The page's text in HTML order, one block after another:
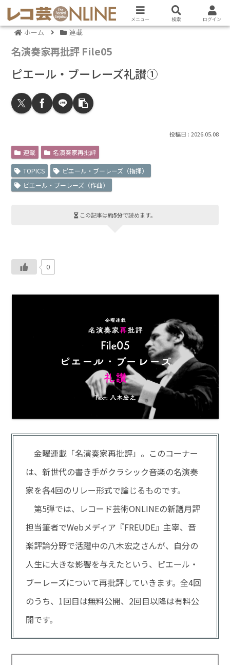
ホーム 連載
名演奏家再批評 File05
ピエール・ブーレーズ礼讃①
2026.05.08
連載 名演奏家再批評
TOPICS
ピエール・ブーレーズ（指揮）
ピエール・ブーレーズ（作曲）
この記事は約5分で読めます。
0
金曜連載「名演奏家再批評」。このコーナー
は、新世代の書き手がクラシック音楽の名演奏
家を各4回のリレー形式で論じるものです。
第5弾では、レコード芸術ONLINEの新譜月評
担当筆者でWebメディア『FREUDE』主宰、音
楽評論分野で活躍中の八木宏之さんが、自分の
人生に大きな影響を与えたという、ピエール・
ブーレーズについて再批評していきます。全4回
のうち、1回目は無料公開、2回目以降は有料公
開です。
メニュー 検索 ログイン